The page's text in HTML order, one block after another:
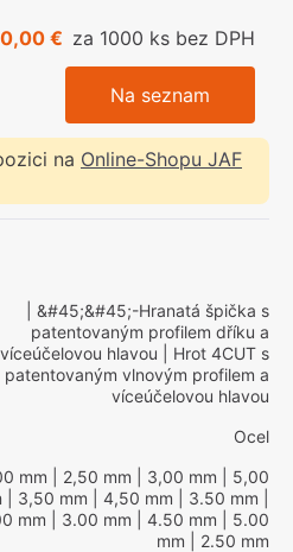
€ za 1000 ks bez DPH
Na seznam
na Online-Shopu JAF
| &#45;&#45;-Hranatá špička s
patentovaným profilem dříku a
víceúčelovou hlavou | Hrot 4CUT s
patentovaným vlnovým profilem a
víceúčelovou hlavou
Ocel
mm | 2,50 mm | 3,00 mm | 5,00
| 3,50 mm | 4,50 mm | 3.50 mm
mm | 3.00 mm | 4.50 mm | 5.00
mm | 2.50 mm